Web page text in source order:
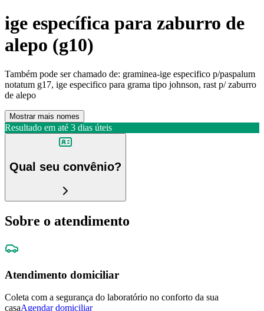
ige específica para zaburro de
alepo (g10)
Também pode ser chamado de: graminea-ige especifico p/paspalum
notatum g17, ige especifico para grama tipo johnson, rast p/ zaburro
de alepo
Mostrar mais nomes
Resultado em até 3 dias úteis
Qual seu convênio?
Sobre o atendimento
Atendimento domiciliar
Coleta com a segurança do laboratório no conforto da sua
casaAgendar domiciliar